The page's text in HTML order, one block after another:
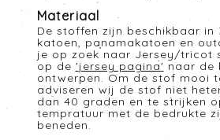
Materiaal
De stoffen zijn beschikbaar in
katoen, panamakatoen en
je op zoek naar Jersey/tricot
op de 'jersey pagina' naar de
ontwerpen. Om de stof mooi
adviseren wij de stof niet
dan 40 graden en te strijken
tempratuur met de bedrukte
beneden.